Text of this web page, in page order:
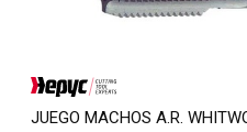
JUEGO MACHOS A.R.